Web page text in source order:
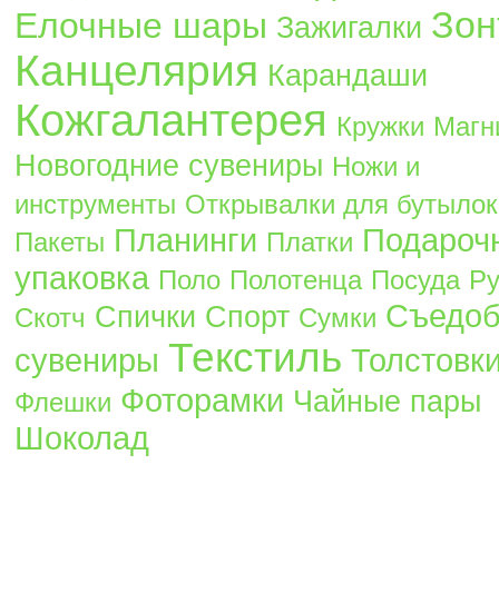
Елочные шары Зажигалки
Канцелярия Карандаши
Кожгалантерея Кружки
Новогодние сувениры Ножи и
инструменты Открывалки для бутылок
Пакеты Планинги Платки
упаковка Поло Полотенца Посуда
Скотч Спички Спорт Сумки
сувениры Текстиль
Флешки Фоторамки Чайные пары
Шоколад